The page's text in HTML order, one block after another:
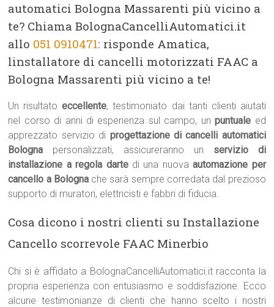
automatici Bologna Massarenti più vicino a
te? Chiama BolognaCancelliAutomatici.it
allo 051 0910471: risponde Amatica,
linstallatore di cancelli motorizzati FAAC a
Bologna Massarenti più vicino a te!
Un risultatoeccellente, testimoniato dai tanti clienti aiutati
nel corso di anni di esperienza sul campo, unpuntuale ed
apprezzato servizio di progettazione di cancelli automatici
Bologna personalizzati, assicureranno un servizio di
installazione a regola dartedi una nuovaautomazione per
cancello a Bologna che sarà sempre corredata dal prezioso
supporto di muratori, elettricisti e fabbri di fiducia.
Cosa dicono i nostri clienti su Installazione
Cancello scorrevole FAAC Minerbio
Chi si è affidato a BolognaCancelliAutomatici.it racconta la
propria esperienza con entusiasmo e soddisfazione. Ecco
alcune testimonianze di clienti che hanno scelto i nostri